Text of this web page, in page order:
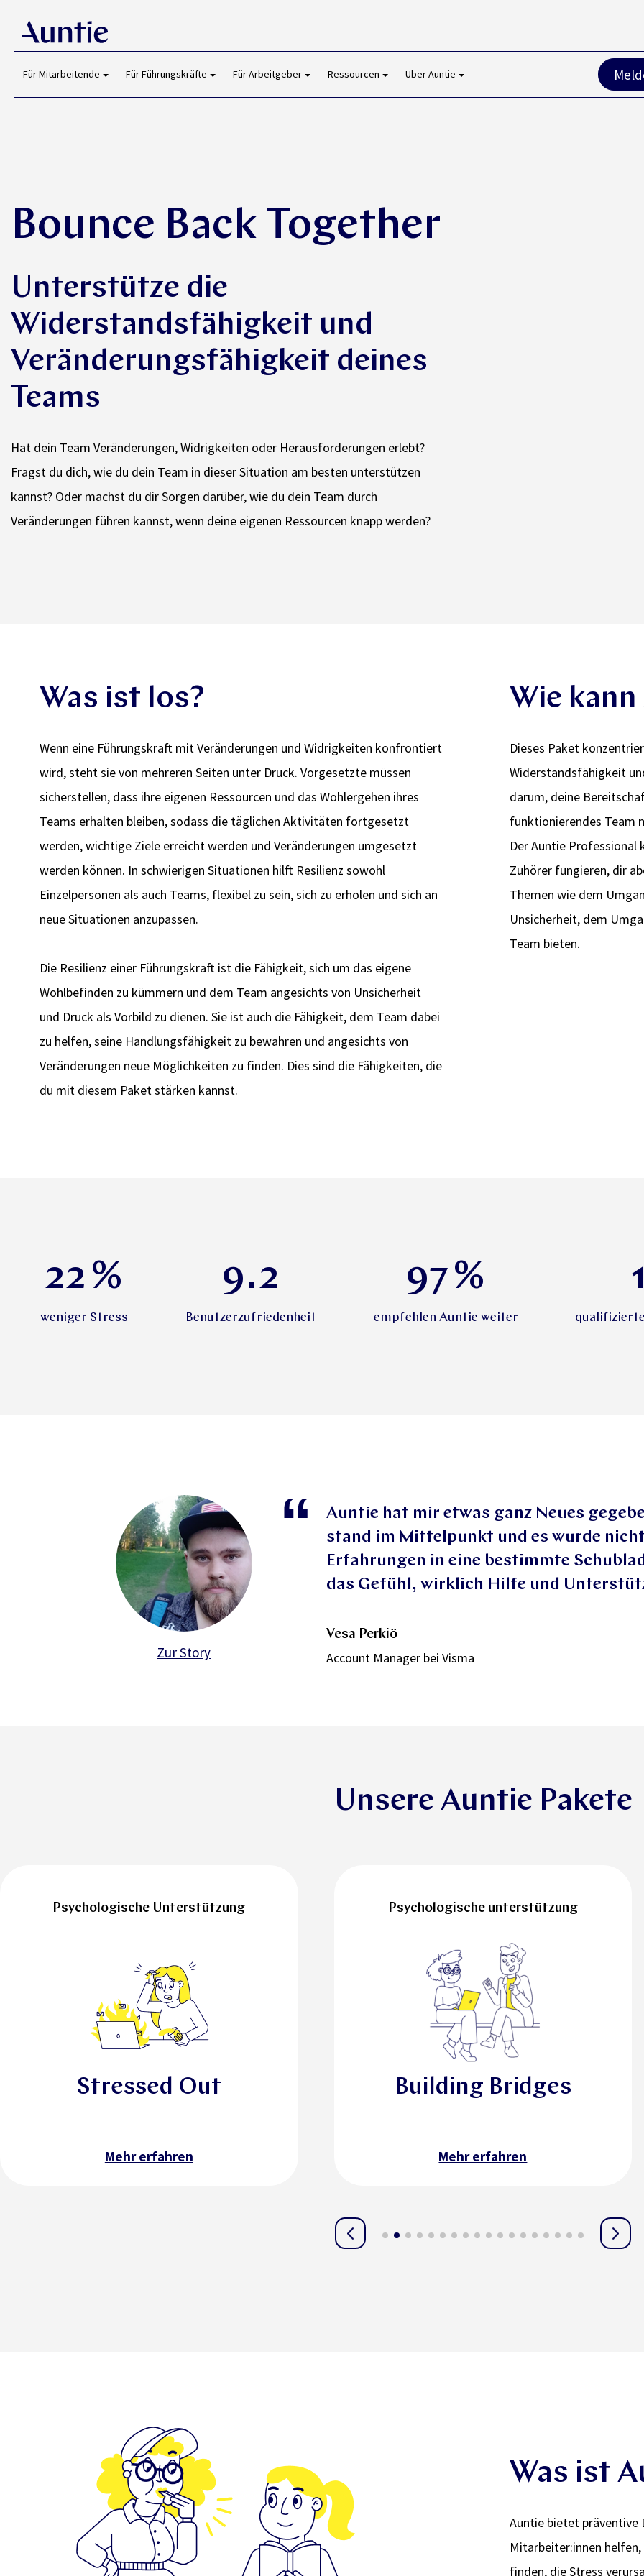
Für Mitarbeitende Für Führungskräfte Für Arbeitgeber Ressourcen Über Auntie
Bounce Back Together
Unterstütze die
Widerstandsfähigkeit und
Veränderungsfähigkeit deines
Teams
Hat dein Team Veränderungen, Widrigkeiten oder Herausforderungen erlebt?
Fragst du dich, wie du dein Team in dieser Situation am besten unterstützen
kannst? Oder machst du dir Sorgen darüber, wie du dein Team durch
Veränderungen führen kannst, wenn deine eigenen Ressourcen knapp werden?
Was ist los?
Wenn eine Führungskraft mit Veränderungen und Widrigkeiten konfrontiert
wird, steht sie von mehreren Seiten unter Druck. Vorgesetzte müssen
sicherstellen, dass ihre eigenen Ressourcen und das Wohlergehen ihres
Teams erhalten bleiben, sodass die täglichen Aktivitäten fortgesetzt
werden, wichtige Ziele erreicht werden und Veränderungen umgesetzt
werden können. In schwierigen Situationen hilft Resilienz sowohl
Einzelpersonen als auch Teams, flexibel zu sein, sich zu erholen und sich an
neue Situationen anzupassen.
Die Resilienz einer Führungskraft ist die Fähigkeit, sich um das eigene
Wohlbefinden zu kümmern und dem Team angesichts von Unsicherheit
und Druck als Vorbild zu dienen. Sie ist auch die Fähigkeit, dem Team dabei
zu helfen, seine Handlungsfähigkeit zu bewahren und angesichts von
Veränderungen neue Möglichkeiten zu finden. Dies sind die Fähigkeiten, die
du mit diesem Paket stärken kannst.
Wie
Dieses Paket
Widerstandsfähigkeit
darum, deine
funktionierendes Team
Der Auntie Professional
Zuhörer fungieren, dir
Themen wie dem
Unsicherheit, dem
Team bieten.
22 %
weniger Stress
9.2
Benutzerzufriedenheit
97%
empfehlen Auntie weiter
Zur Story
Auntie hat mir etwas ganz Neues
stand im Mittelpunkt und es wurde
Erfahrungen in eine bestimmte
das Gefühl, wirklich Hilfe und
Vesa Perkiö
Account Manager bei Visma
Unsere Auntie Pakete
Psychologische Unterstützung
Stressed Out
Mehr erfahren
Psychologische unterstützung
Building Bridges
Mehr erfahren
Was ist
Auntie bietet präventive
Mitarbeiter:innen
finden, die Stress